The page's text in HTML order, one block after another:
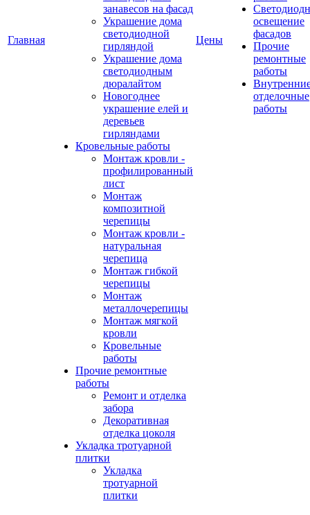
Главная
занавесов на фасад
Украшение дома
светодиодной
гирляндой
Украшение дома
светодиодным
дюралайтом
Новогоднее
украшение елей и
деревьев
гирляндами
Кровельные работы
Монтаж кровли -
профилированный
лист
Монтаж
композитной
черепицы
Монтаж кровли -
натуральная
черепица
Монтаж гибкой
черепицы
Монтаж
металлочерепицы
Монтаж мягкой
кровли
Кровельные
работы
Прочие ремонтные
работы
Ремонт и отделка
забора
Декоративная
отделка цоколя
Укладка тротуарной
плитки
Укладка
тротуарной
плитки
Цены
освещение
фасадов
Прочие
ремонтные
работы
отделочные
работы